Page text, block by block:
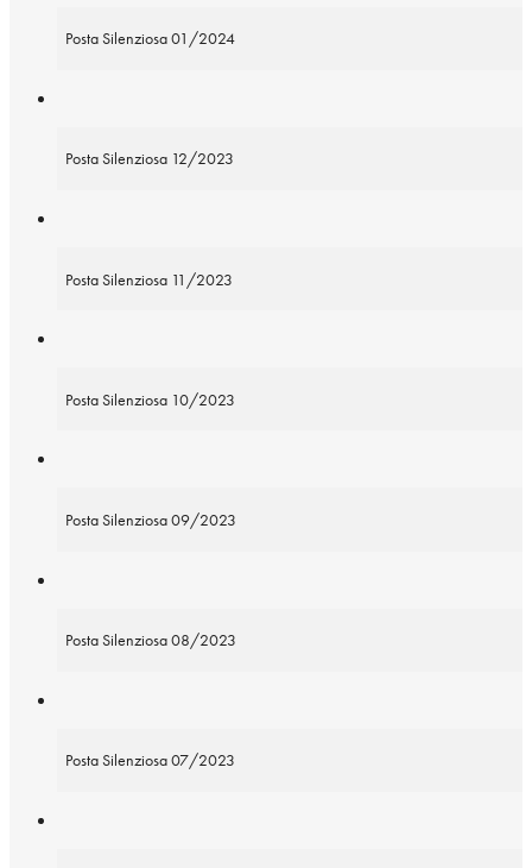
Posta Silenziosa 01/2024
Posta Silenziosa 12/2023
Posta Silenziosa 11/2023
Posta Silenziosa 10/2023
Posta Silenziosa 09/2023
Posta Silenziosa 08/2023
Posta Silenziosa 07/2023